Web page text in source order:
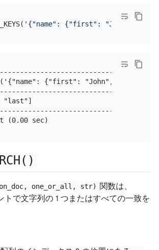
'{"name": {"first": "John",
{"first": "John", "last":
"last"]
one_or_all, str) 関数は、
トで文字列の 1 つまたはすべての一致を